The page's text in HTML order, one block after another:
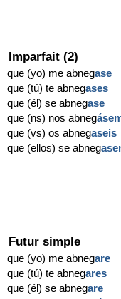
Imparfait (2)
que (yo) me abnegase
que (tú) te abnegases
que (él) se abnegase
que (ns) nos abneg
que (vs) os abnegaseis
que (ellos) se abneg
Futur simple
que (yo) me abnegare
que (tú) te abnegares
que (él) se abnegare